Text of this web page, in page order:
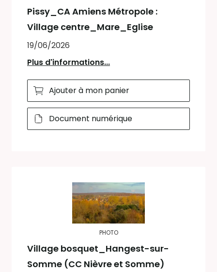
Pissy_CA Amiens Métropole :
Village centre_Mare_Eglise
19/06/2026
Plus d'informations...
Ajouter à mon panier
Document numérique
PHOTO
Village bosquet_Hangest-sur-
Somme (CC Nièvre et Somme)